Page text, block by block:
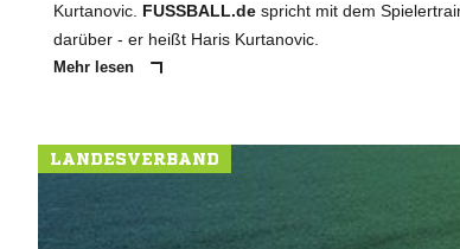
Kurtanovic. FUSSBALL.de spricht mit dem
darüber - er heißt Haris Kurtanovic.
Mehr lesen
LANDESVERBAND